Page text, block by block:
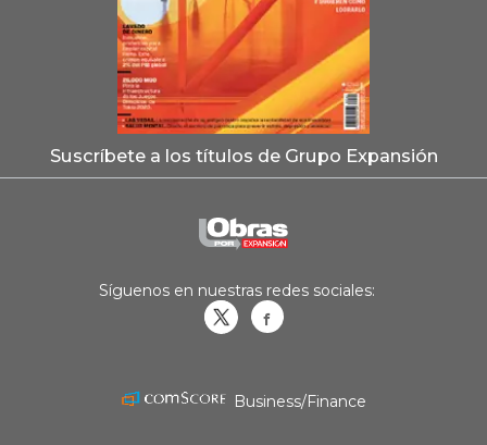
Suscríbete a los títulos de Grupo Expansión
Síguenos en nuestras redes sociales:
Business/Finance